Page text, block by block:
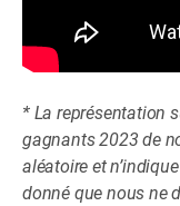
* La représentation
gagnants 2023 de
aléatoire et
donné que nous ne